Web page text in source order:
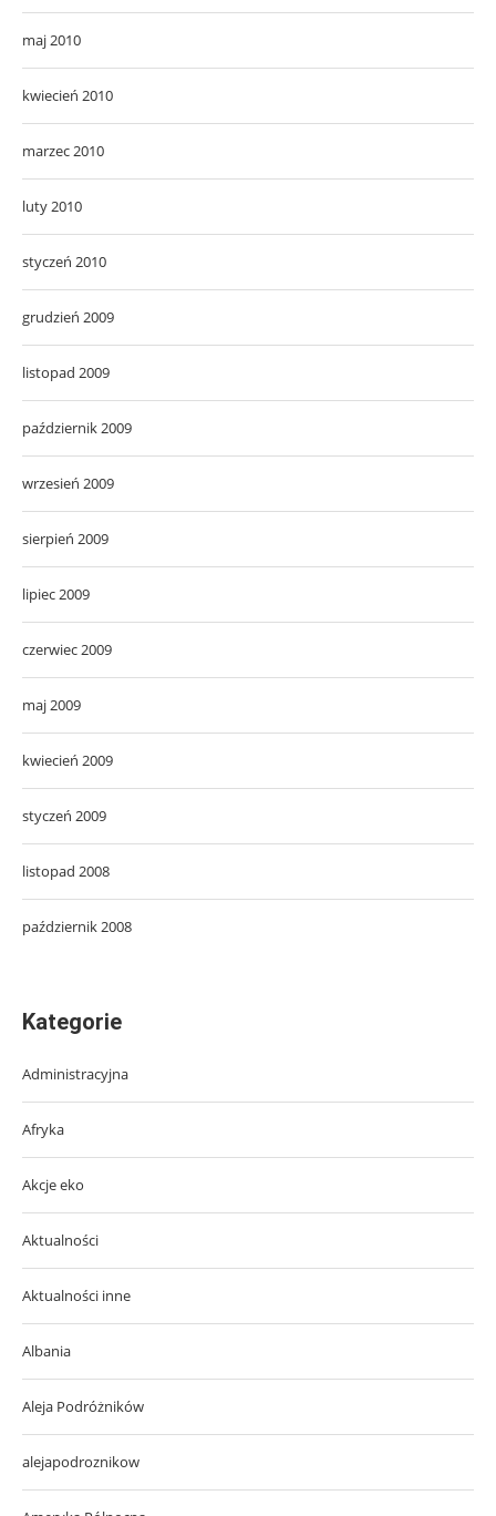
maj 2010
kwiecień 2010
marzec 2010
luty 2010
styczeń 2010
grudzień 2009
listopad 2009
październik 2009
wrzesień 2009
sierpień 2009
lipiec 2009
czerwiec 2009
maj 2009
kwiecień 2009
styczeń 2009
listopad 2008
październik 2008
Kategorie
Administracyjna
Afryka
Akcje eko
Aktualności
Aktualności inne
Albania
Aleja Podróżników
alejapodroznikow